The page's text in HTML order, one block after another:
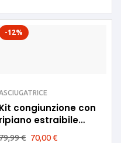
-12%
Kit congiunzione con
ripiano estraibile
Electrolux
€ 70,00€